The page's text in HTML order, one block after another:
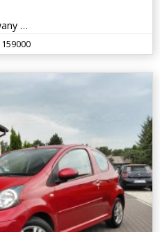
Salon PL II Właściciel Seriwoswany Bezwypadkowy
159000